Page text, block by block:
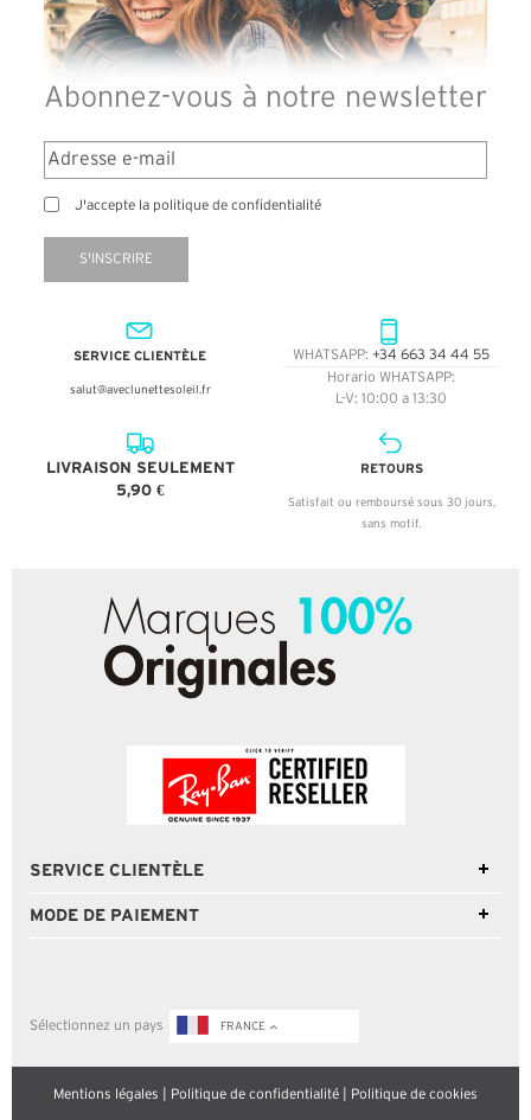
Abonnez-vous à notre newsletter
J'accepte la politique de confidentialité
S'INSCRIRE
SERVICE CLIENTÈLE
salut@aveclunettesoleil.fr
WHATSAPP: +34 663 34 44 55
Horario WHATSAPP:
L-V: 10:00 a 13:30
LIVRAISON SEULEMENT
5,90 €
RETOURS
Satisfait ou remboursé sous 30 jours,
sans motif.
SERVICE CLIENTÈLE
MODE DE PAIEMENT
Sélectionnez un pays FRANCE
Mentions légales Politique de confidentialité Politique de cookies